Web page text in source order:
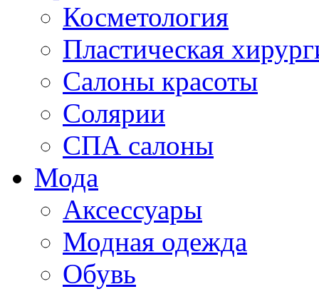
Косметология
Пластическая
Салоны красоты
Солярии
СПА салоны
Мода
Аксессуары
Модная одежда
Обувь